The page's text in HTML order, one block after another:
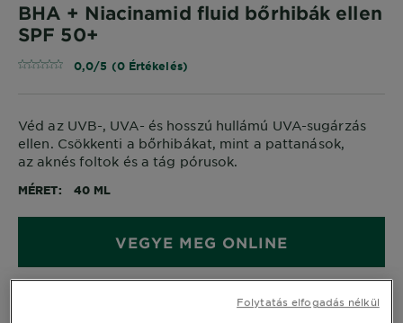
BHA + Niacinamid fluid bőrhibák ellen
SPF 50+
0,0/5 (0 Értékelés)
Véd az UVB-, UVA- és hosszú hullámú UVA-sugárzás
ellen. Csökkenti a bőrhibákat, mint a pattanások,
az aknés foltok és a tág pórusok.
MÉRET 40 ML
VEGYE MEG ONLINE
Folytatás elfogadás nélkül